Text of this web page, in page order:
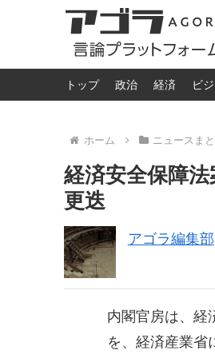
トップ 政治 経済 ビ
ホーム ニュースま
経済安全保障
更迭
アゴラ編集部
内閣官房は、経
を、経済産業省